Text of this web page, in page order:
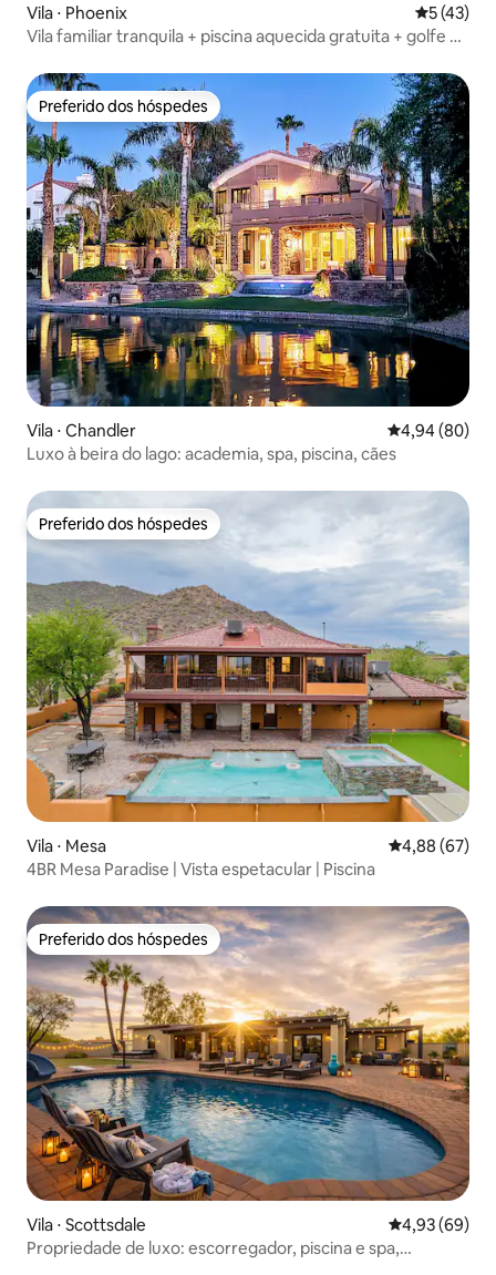
Vila ⋅ Phoenix 5 de uma
5 (43)
Vila familiar tranquila + piscina aquecida gratuita + golfe +
Preferido dos hóspedes
Preferido dos hóspedes
Vila ⋅ Chandler 4,94 de uma
4,94 (80)
Luxo à beira do lago: academia, spa, piscina, cães
Preferido dos hóspedes
Preferido dos hóspedes
Vila ⋅ Mesa 4,88 de uma
4,88 (67)
4BR Mesa Paradise | Vista espetacular | Piscina
Preferido dos hóspedes
Preferido dos hóspedes
Vila ⋅ Scottsdale 4,93 de uma
4,93 (69)
Propriedade de luxo: escorregador, piscina e spa,